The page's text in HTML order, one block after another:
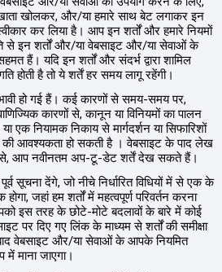
खोलकर, और/या हमारे साथ बेट लगाकर इन
कर लिया है। आप इन शर्तों और हमारे नियमों
से इन शर्तों और/या वेबसाइट और/या सेवाओं के
हैं। यदि इन शर्तों और संदर्भ द्वारा शामिल
होती है तो ये शर्तें हर समय लागू रहेंगी।
हो गई हैं। कई कारणों से समय-समय पर,
कारणों से, कानून या विनियमों का पालन
एक नियामक निकाय से मार्गदर्शन या सिफारिशों
की आवश्यकता हो सकती है । वेबसाइट के पाद लेख
से, आप नवीनतम अप-टू-डेट शर्तें देख सकते हैं।
सूचना देंगे, जो नीचे निर्धारित विधियों में से एक के
जहां हम शर्तों में महत्वपूर्ण परिवर्तन करना
इस तरह के छोटे-मोटे बदलावों के बारे में कोई
पर दिए गए लिंक के माध्यम से शर्तों की समीक्षा
बाद वेबसाइट और/या सेवाओं के आपके नियमित
माना जाएगा।